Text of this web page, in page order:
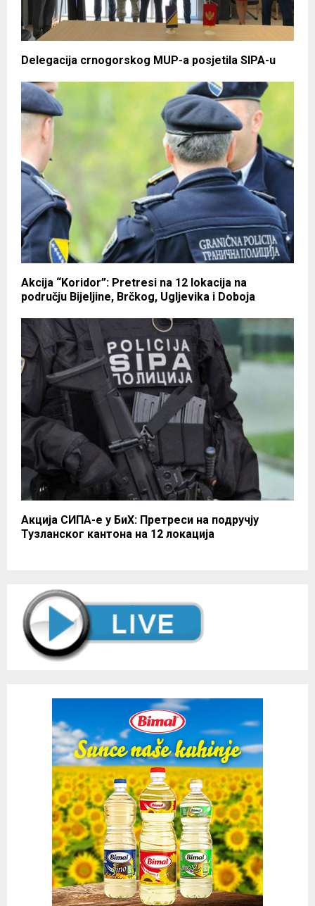
Delegacija crnogorskog MUP-a posjetila SIPA-u
Akcija “Koridor”: Pretresi na 12 lokacija na
području Bijeljine, Brčkog, Ugljevika i Doboja
Акција СИПА-е у БиХ: Претреси на подручју
Тузланског кантона на 12 локација